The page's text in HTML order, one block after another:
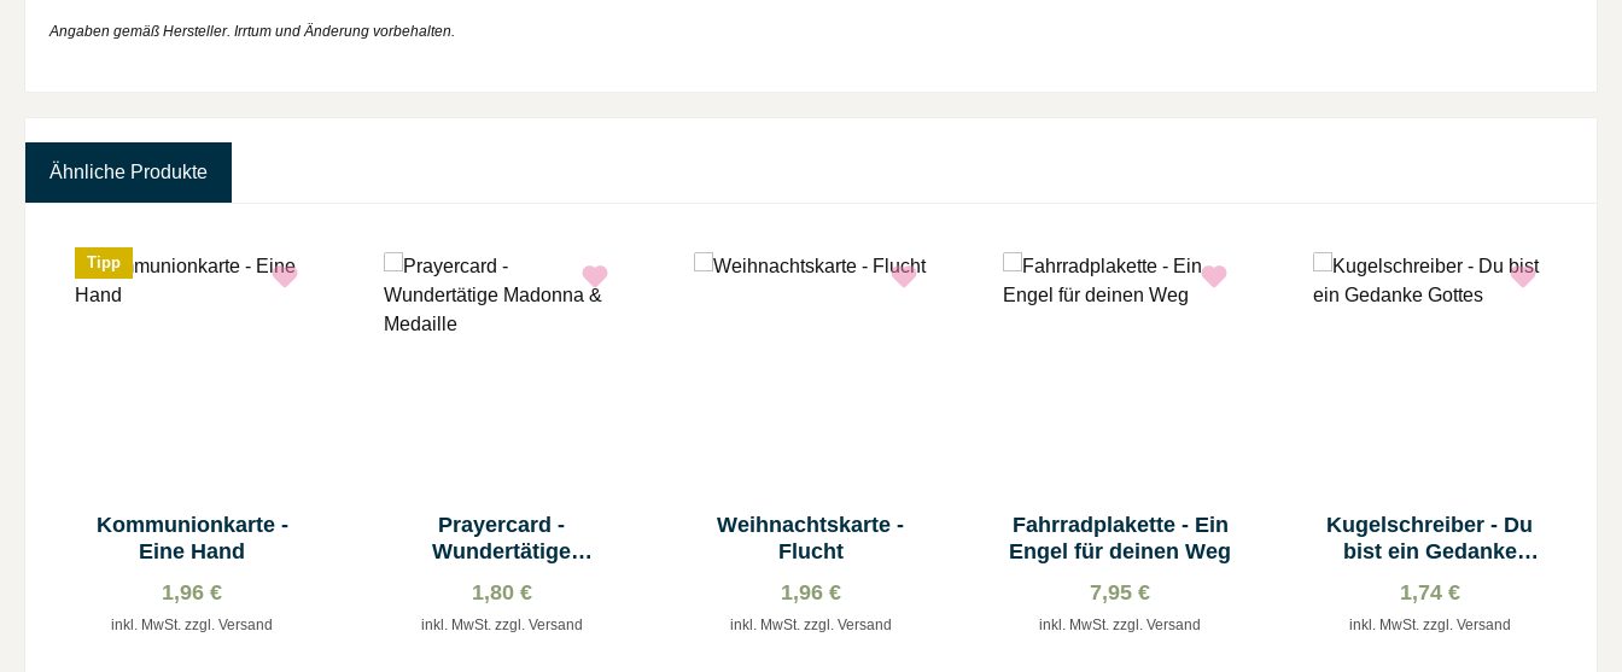
Angaben gemäß Hersteller. Irrtum und Änderung vorbehalten.
Ähnliche Produkte
Tipp
Kommunionkarte -
Eine Hand
1,96 €
inkl. MwSt. zzgl. Versand
Prayercard -
Wundertätige
1,80 €
inkl. MwSt. zzgl. Versand
Weihnachtskarte -
Flucht
1,96 €
inkl. MwSt. zzgl. Versand
Fahrradplakette - Ein
Engel für deinen Weg
7,95 €
inkl. MwSt. zzgl. Versand
Kugelschreiber - Du
bist ein Gedanke
1,74 €
inkl. MwSt. zzgl. Versand